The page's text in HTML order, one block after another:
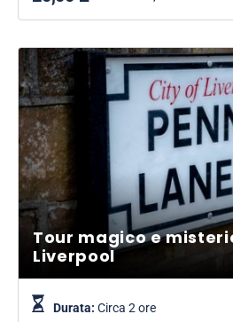
Tour magico e
Liverpool
Durata: Circa 2 ore